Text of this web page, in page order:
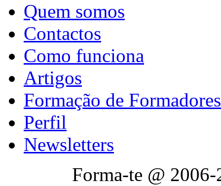
Quem somos
Contactos
Como funciona
Artigos
Formação de Formadores
Perfil
Newsletters
Forma-te @